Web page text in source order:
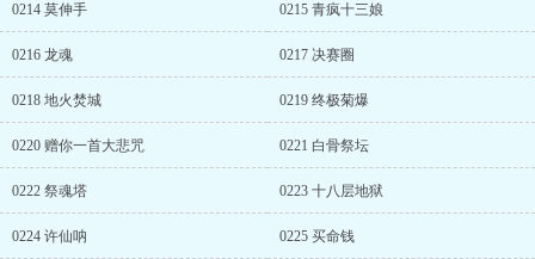
0214 莫伸手 0215 青疯十三娘
0216 龙魂 0217 决赛圈
0218 地火焚城 0219 终极菊爆
0220 赠你一首大悲咒 0221 白骨祭坛
0222 祭魂塔 0223 十八层地狱
0224 许仙呐 0225 买命钱